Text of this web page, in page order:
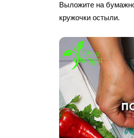
Выложите на
кружочки остыли.